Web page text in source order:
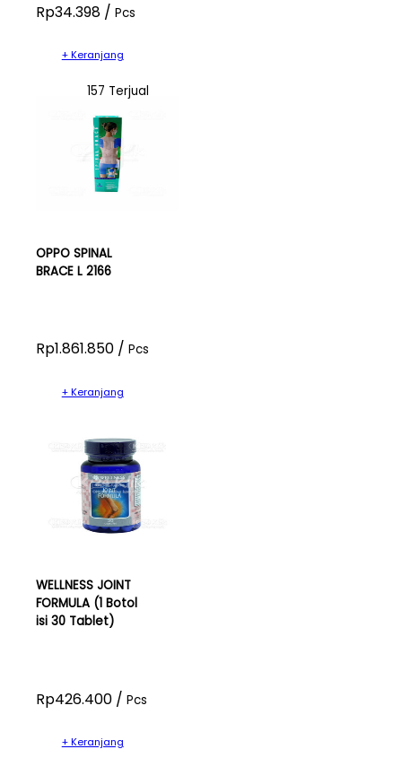
Rp34.398 / Pcs
+ Keranjang
157 Terjual
OPPO SPINAL
BRACE L 2166
Rp1.861.850 / Pcs
+ Keranjang
WELLNESS JOINT
FORMULA (1 Botol
isi 30 Tablet)
Rp426.400 / Pcs
+ Keranjang